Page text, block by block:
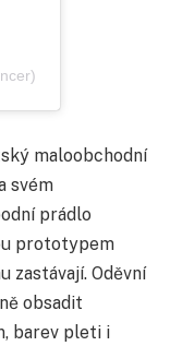
maloobchodní
svém
prádlo
prototypem
zastávají. Oděvní
obsadit
barev pleti i